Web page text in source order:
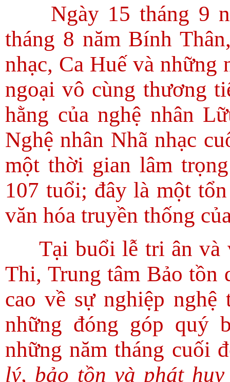
Ngày 15 tháng 9
tháng 8 năm Bính
nhạc, Ca Huế và
ngoại vô cùng thương
hằng của nghệ nhân
Nghệ nhân Nhã nhạc
một thời gian lâm
107 tuổi; đây là một
văn hóa truyền thống
Tại buổi lễ tri ân và
Thi, Trung tâm Bảo tồn
cao về sự nghiệp
những đóng góp quý
những năm tháng cuối
lý, bảo tồn và phát